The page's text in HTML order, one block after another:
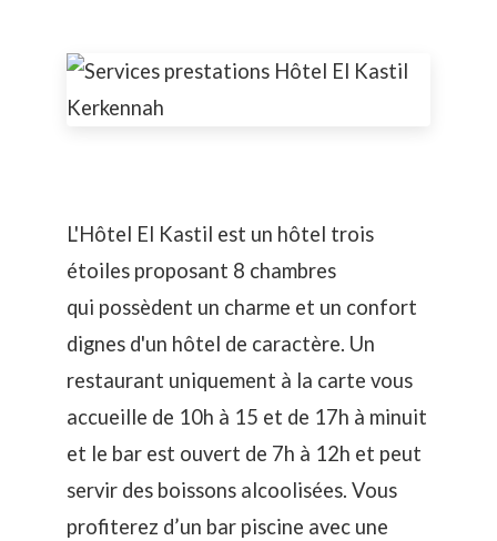
L'Hôtel El Kastil est un hôtel trois
étoiles proposant 8 chambres
qui possèdent un charme et un confort
dignes d'un hôtel de caractère. Un
restaurant uniquement à la carte vous
accueille de 10h à 15 et de 17h à minuit
et le bar est ouvert de 7h à 12h et peut
servir des boissons alcoolisées. Vous
profiterez d’un bar piscine avec une